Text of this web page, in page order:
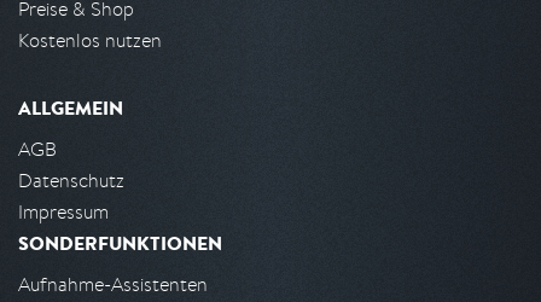
Preise & Shop
Kostenlos nutzen
ALLGEMEIN
AGB
Datenschutz
Impressum
SONDERFUNKTIONEN
Aufnahme-Assistenten